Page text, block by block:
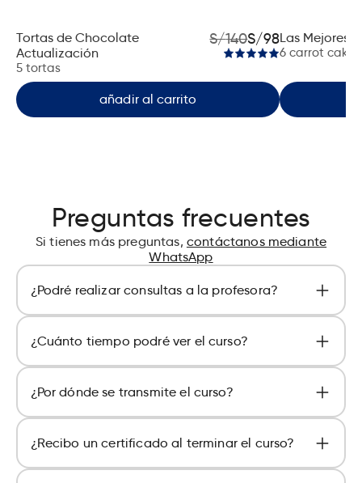
Tortas de Chocolate
Actualización
5 tortas
S/140S/98
añadir al carrito
Las Mejores
6 carrot cakes
Preguntas frecuentes
Si tienes más preguntas, contáctanos mediante
WhatsApp
¿Podré realizar consultas a la profesora?
dentro de tu aula virtual.
¿Cuánto tiempo podré ver el curso?
días) en su aula virtual.
¿Por dónde se transmite el curso?
visualizar mediante nuestra plataforma dentro
de su aula virtual.
¿Recibo un certificado al terminar el curso?